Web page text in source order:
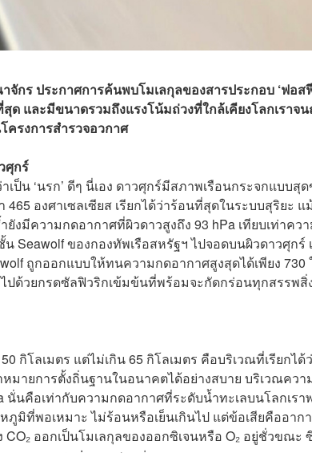
ร ประกาศ​การค้นพบโมเลกุลของสารประกอบ ‘ฟอส
ด และมีขนาดรวมถึงแรงโน้มถ่วงที่ใกล้เคียงโลกเราจ
รงการสำรวจอวกาศ
ศุกร์
น ‘นรก’ ดีๆ นี่เอง ดาวศุกร์มีสภาพเรือนกระจกแบบสุ
องศาเซลเซียส เรียกได้ว่าร้อนที่สุดในระบบสุริยะ แ
มีความกดอากาศที่ผิวดาวสูงถึง 93 hPa เทียบเท่าคว
Seawolf ของกองทัพเรือสหรัฐฯ ไปจอดบนผิวดาวศุกร์
ถูกออกแบบให้ทนความกดอากาศสูงสุดได้เพียง 730
ปด้วยกรดซัลฟิวริกเข้มข้นที่พร้อมจะกัดกร่อนทุกสรรพสิ่
กิโลเมตร แต่ไม่เกิน 65 กิโลเมตร คือบริเวณที่เรียกได้
มายการตั้งถิ่นฐานในอนาคตได้อย่างสบาย บริเวณควา
นคือเท่ากับความกดอากาศที่ระดับน้ำทะเลบนโลกเรา
มิที่พอเหมาะ ไม่ร้อนหรือเย็นเกินไป แต่ข้อเสียคืออาก
ออกเป็นโมเลกุลของออกซิเจนหรือ O₂ อยู่ชั่วขณะ